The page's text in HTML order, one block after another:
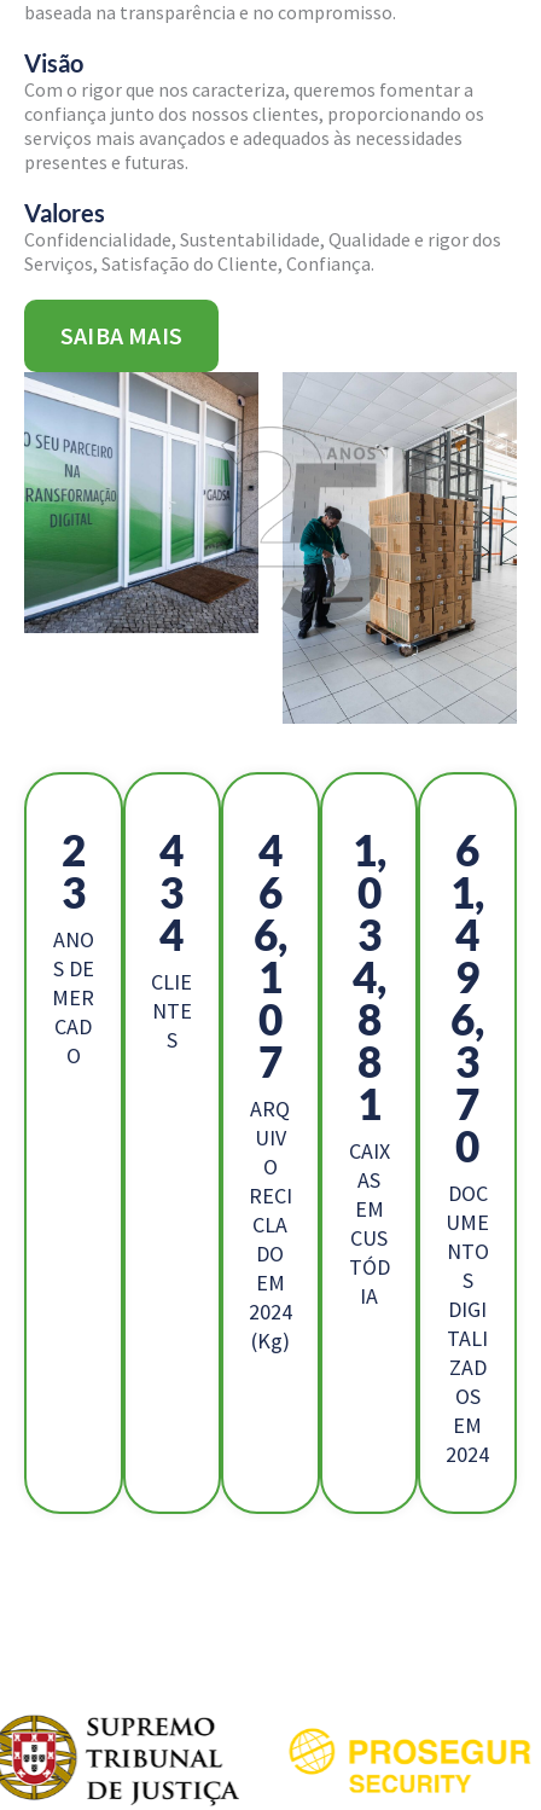
baseada na transparência e no compromisso.
Visão
Com o rigor que nos caracteriza, queremos fomentar a
confiança junto dos nossos clientes, proporcionando os
serviços mais avançados e adequados às necessidades
presentes e futuras.
Valores
Confidencialidade, Sustentabilidade, Qualidade e rigor dos
Serviços, Satisfação do Cliente, Confiança.
SAIBA MAIS
2
5
ANO
S DE
MER
CAD
O
4
8
8
CLIE
NTE
S
5
2
4,
5
8
9
ARQ
UIV
O
RECI
CLA
DO
EM
2024
(Kg)
1,
1
6
4,
7
2
7
CAIX
AS
EM
CUS
TÓD
IA
6
9,
2
1
2,
2
9
6
DOC
UME
NTO
S
DIGI
TALI
ZAD
OS
EM
2024